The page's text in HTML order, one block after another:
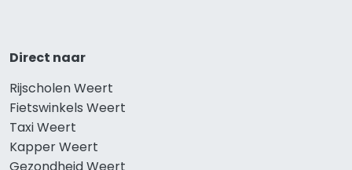
Direct naar
Rijscholen Weert
Fietswinkels Weert
Taxi Weert
Kapper Weert
Gezondheid Weert